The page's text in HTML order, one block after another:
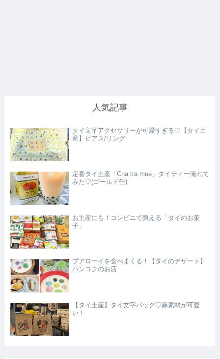
人気記事
タイ文字アクセサリーが可愛すぎる♡【タイ土
産】ピアス/リング
定番タイ土産「Cha tra mue」タイティー淹れて
みた♡(ゴールド缶)
お土産にも！コンビニで買える「タイのお菓
子」
ブアローイを食べまくる！【タイのデザート】
バンコクのお店
【タイ土産】タイ文字バッグ♡麻素材が可愛
い！